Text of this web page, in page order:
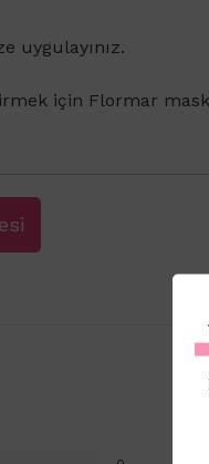
uygulayınız.
için Flormar